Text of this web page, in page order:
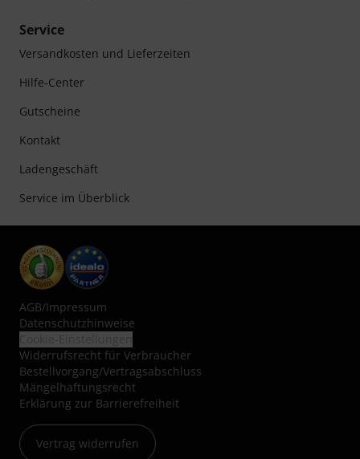
Service
Versandkosten und Lieferzeiten
Hilfe-Center
Gutscheine
Kontakt
Ladengeschäft
Service im Überblick
AGB/Impressum
Datenschutzhinweise
Widerrufsrecht für Verbraucher
Bestellvorgang/Vertragsabschluss
Mängelhaftungsrecht
Erklärung zur Barrierefreiheit
Vertrag widerrufen